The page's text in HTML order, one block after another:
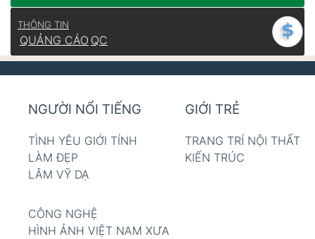
THÔNG TIN
QUẢNG CÁO QC
NGƯỜI NỔI TIẾNG
TÌNH YÊU GIỚI TÍNH
LÀM ĐẸP
LÂM VỸ DẠ
GIỚI TRẺ
TRANG TRÍ NỘI THẤT
KIẾN TRÚC
CÔNG NGHỆ
HÌNH ẢNH VIỆT NAM XƯA